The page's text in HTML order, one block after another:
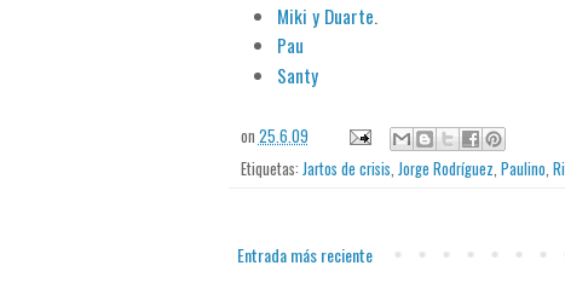
Miki y Duarte.
Pau
Santy
on 25.6.09
Etiquetas: Jartos de crisis Jorge Rodríguez Paulino
Entrada más reciente